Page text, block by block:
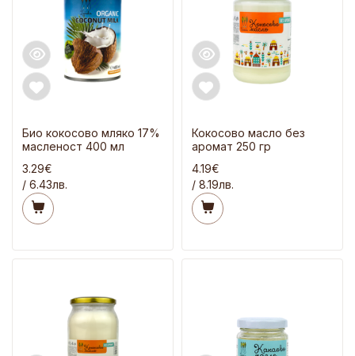
Био кокосово мляко 17%
масленост 400 мл
3.29€
/ 6.43лв.
Кокосово масло без
аромат 250 гр
4.19€
/ 8.19лв.